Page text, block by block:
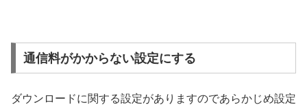
通信料がかからない設定にする
ダウンロードに関する設定がありますのであらかじめ設定